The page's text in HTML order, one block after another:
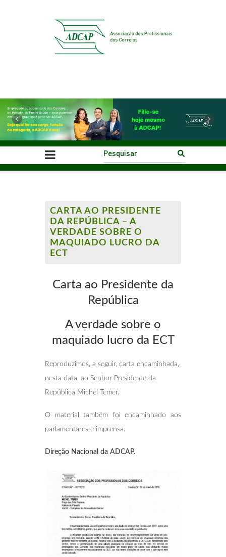
Previous Next
CARTA AO PRESIDENTE
DA REPÚBLICA – A
VERDADE SOBRE O
MAQUIADO LUCRO DA
ECT
Carta ao Presidente da
República
A verdade sobre o
maquiado lucro da ECT
Reproduzimos, a seguir, carta encaminhada,
nesta data, ao Senhor Presidente da
República Michel Temer.
O material também foi encaminhado aos
parlamentares e imprensa.
Direção Nacional da ADCAP.